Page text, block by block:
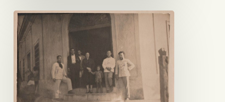
Vicente
Hermogenes
Bareiro
en
un
hotel